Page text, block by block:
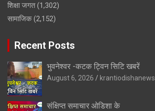
शिक्षा जगत(1,302)
सामाजिक(2,152)
Recent Posts
भुवनेश्वर -कटक ट्विन सिटि खबरें
August 6, 2026 krantiodishanews
संक्षिप्त समाचार ओडिशा के